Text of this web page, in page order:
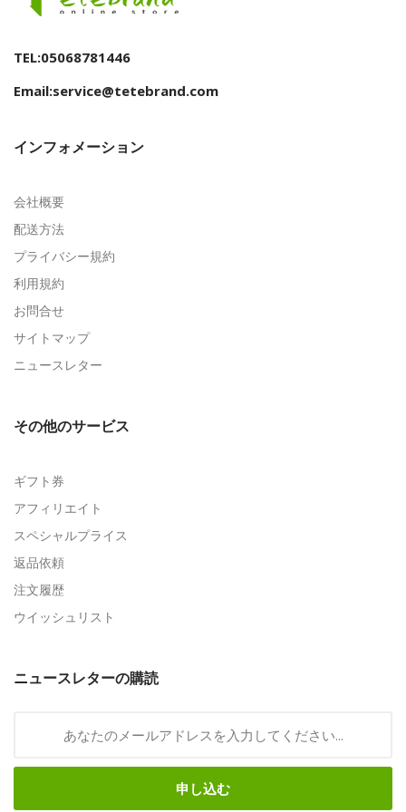
TEL:05068781446
Email:service@tetebrand.com
インフォメーション
会社概要
配送方法
プライバシー規約
利用規約
お問合せ
サイトマップ
ニュースレター
その他のサービス
ギフト券
アフィリエイト
スペシャルプライス
返品依頼
注文履歴
ウイッシュリスト
ニュースレターの購読
申し込む